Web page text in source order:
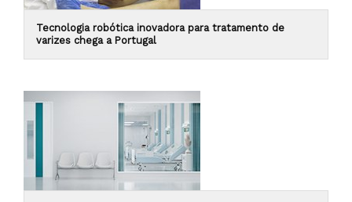
Tecnologia robótica inovadora para tratamento de
varizes chega a Portugal